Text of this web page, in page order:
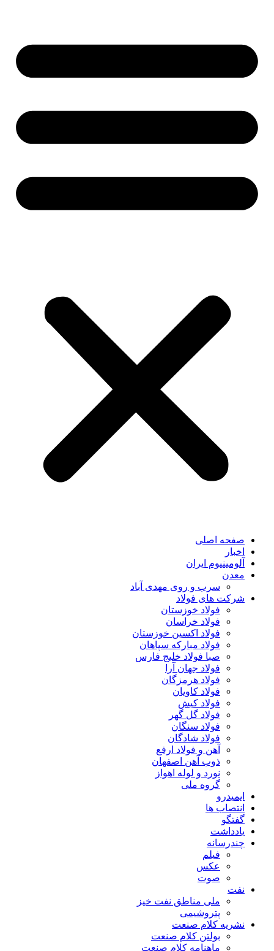
صفحه اصلی
اخبار
آلومینیوم ایران
معدن
سرب و روی مهدی آباد
شرکت های فولاد
فولاد خوزستان
فولاد خراسان
فولاد اکسین خوزستان
فولاد مبارکه سپاهان
صبا فولاد خلیج فارس
فولاد جهان آرا
فولاد هرمزگان
فولاد کاویان
فولاد کیش
فولاد گل گهر
فولاد سنگان
فولاد شادگان
آهن و فولاد ارفع
ذوب آهن اصفهان
نورد و لوله اهواز
گروه ملی
ایمیدرو
انتصاب ها
گفتگو
یادداشت
چندرسانه
فیلم
عکس
صوت
نفت
ملی مناطق نفت خیز
پتروشیمی
نشریه کلام صنعت
بولتن کلام صنعت
ماهنامه کلام صنعت